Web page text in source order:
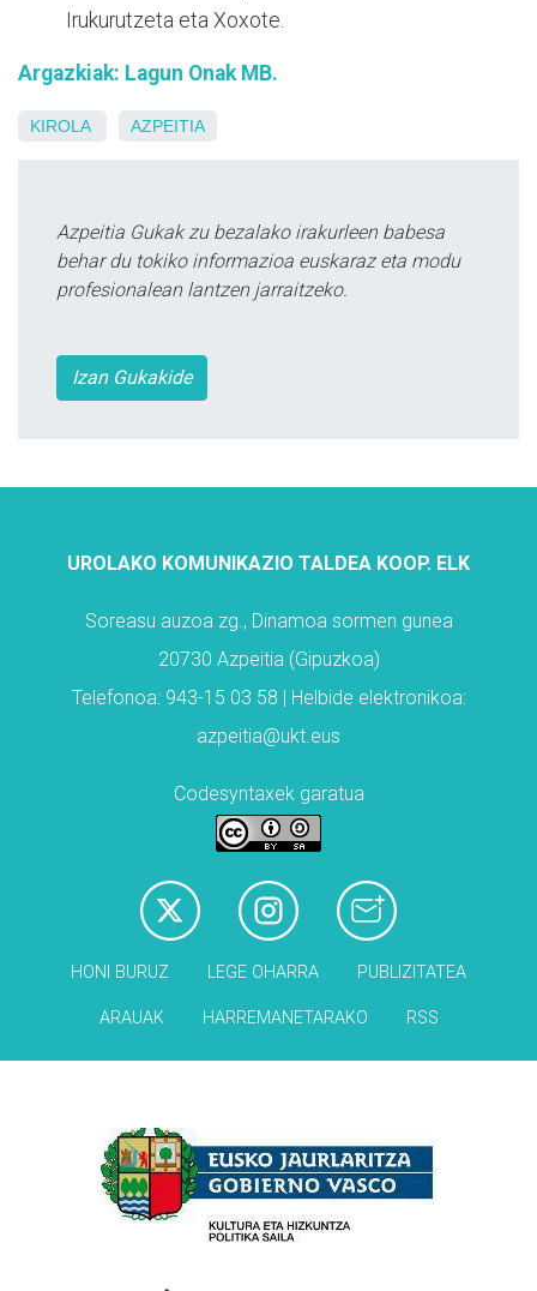
Irukurutzeta eta Xoxote.
Argazkiak: Lagun Onak MB.
KIROLA AZPEITIA
Azpeitia Gukak zu bezalako irakurleen babesa
behar du tokiko informazioa euskaraz eta modu
profesionalean lantzen jarraitzeko.
Izan Gukakide
UROLAKO KOMUNIKAZIO TALDEA KOOP. ELK
Soreasu auzoa zg., Dinamoa sormen gunea
20730 Azpeitia (Gipuzkoa)
Telefonoa: 943-15 03 58 | Helbide elektronikoa:
azpeitia@ukt.eus
Codesyntaxek garatua
HONI BURUZ LEGE OHARRA PUBLIZITATEA
ARAUAK HARREMANETARAKO RSS